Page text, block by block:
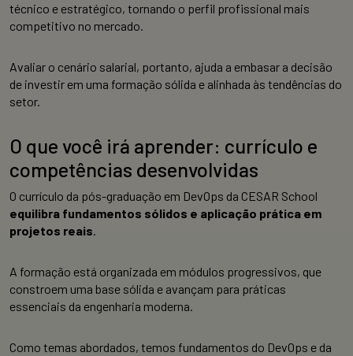
técnico e estratégico, tornando o perfil profissional mais
competitivo no mercado.
Avaliar o cenário salarial, portanto, ajuda a embasar a decisão
de investir em uma formação sólida e alinhada às tendências do
setor.
O que você irá aprender: currículo e
competências desenvolvidas
O currículo da pós-graduação em DevOps da CESAR School
equilibra fundamentos sólidos e aplicação prática em
projetos reais.
A formação está organizada em módulos progressivos, que
constroem uma base sólida e avançam para práticas
essenciais da engenharia moderna.
Como temas abordados, temos fundamentos do DevOps e da